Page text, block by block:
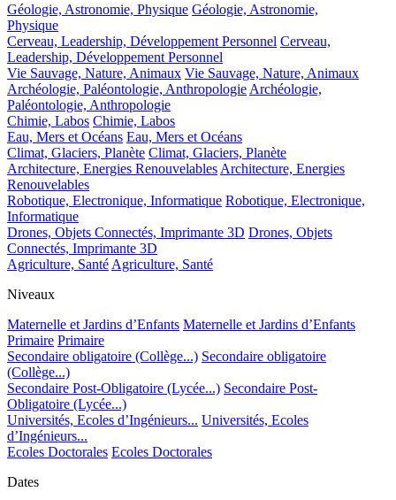
Géologie, Astronomie, Physique Géologie, Astronomie,
Physique
Cerveau, Leadership, Développement Personnel Cerveau,
Leadership, Développement Personnel
Vie Sauvage, Nature, Animaux Vie Sauvage, Nature, Animaux
Archéologie, Paléontologie, Anthropologie Archéologie,
Paléontologie, Anthropologie
Chimie, Labos Chimie, Labos
Eau, Mers et Océans Eau, Mers et Océans
Climat, Glaciers, Planète Climat, Glaciers, Planète
Architecture, Energies Renouvelables Architecture, Energies
Renouvelables
Robotique, Electronique, Informatique Robotique, Electronique,
Informatique
Drones, Objets Connectés, Imprimante 3D Drones, Objets
Connectés, Imprimante 3D
Agriculture, Santé Agriculture, Santé
Niveaux
Maternelle et Jardins d’Enfants Maternelle et Jardins d’Enfants
Primaire Primaire
Secondaire obligatoire (Collège...) Secondaire obligatoire
(Collège...)
Secondaire Post-Obligatoire (Lycée...) Secondaire Post-
Obligatoire (Lycée...)
Universités, Ecoles d’Ingénieurs... Universités, Ecoles
d’Ingénieurs...
Ecoles Doctorales Ecoles Doctorales
Dates